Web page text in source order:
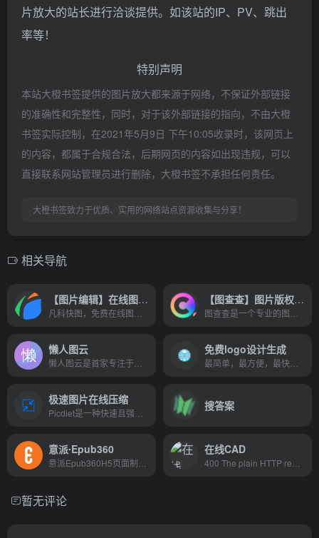
片放大的站长进行洽谈提供。如该站的IP、PV、跳出
率等！
特别声明
本站大橙书签提供的图片放大都来源于网络，不保证外部链接
的准确性和完整性，同时，对于该外部链接的指向，不由大橙
书签实际控制，在2021年5月9日 下午10:05收录时，该网页上
的内容，都属于合规合法，后期网页的内容如出现违规，可以
直接联系网站管理员进行删除，大橙书签不承担任何责任。
大橙书签致力于优质、实用的网络站点资源收集与分享！
相关导航
【图片编辑】在线图片编辑 【图查查】图片版权查询神器
懒人图云 免费logo设计生成
极速图片在线压缩 搜答案
意派∙Epub360 在线CAD
暂无评论